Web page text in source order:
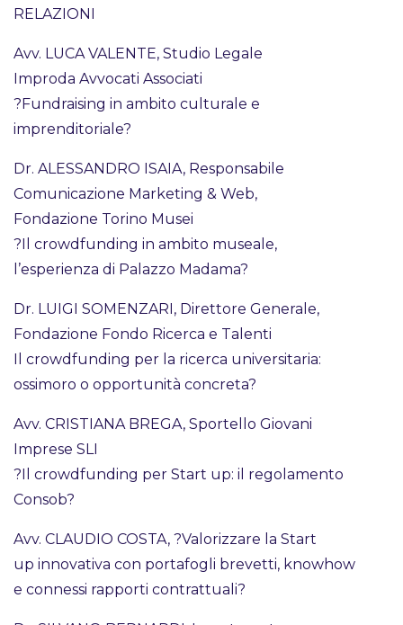
RELAZIONI
Avv. LUCA VALENTE, Studio Legale
Improda Avvocati Associati
?Fundraising in ambito culturale e
imprenditoriale?
Dr. ALESSANDRO ISAIA, Responsabile
Comunicazione Marketing & Web,
Fondazione Torino Musei
?Il crowdfunding in ambito museale,
l’esperienza di Palazzo Madama?
Dr. LUIGI SOMENZARI, Direttore Generale,
Fondazione Fondo Ricerca e Talenti
Il crowdfunding per la ricerca universitaria:
ossimoro o opportunità concreta?
Avv. CRISTIANA BREGA, Sportello Giovani
Imprese SLI
?Il crowdfunding per Start up: il regolamento
Consob?
Avv. CLAUDIO COSTA, ?Valorizzare la Start
up innovativa con portafogli brevetti, knowhow
e connessi rapporti contrattuali?